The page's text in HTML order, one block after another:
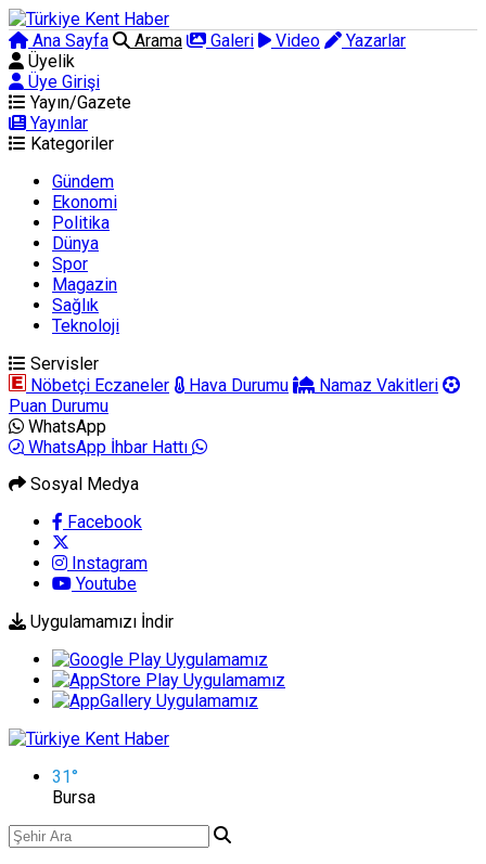
Ana Sayfa Arama Galeri Video
Yazarlar
Üyelik
Üye Girişi
Yayın/Gazete
Yayınlar
Kategoriler
Gündem
Ekonomi
Politika
Dünya
Spor
Magazin
Sağlık
Teknoloji
Servisler
Nöbetçi Eczaneler
Hava Durumu
Namaz Vakitleri
Puan Durumu
WhatsApp
WhatsApp İhbar Hattı
Sosyal Medya
Facebook
Instagram
Youtube
Uygulamamızı İndir
31°
Bursa